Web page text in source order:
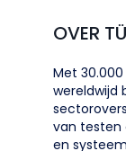
OVER
Met
wereldwijd
van testen
en